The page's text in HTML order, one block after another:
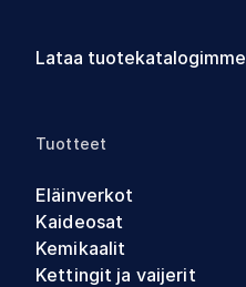
Lataa tuotekatalogimme
Tuotteet
Eläinverkot
Kaideosat
Kemikaalit
Kettingit ja vaijerit